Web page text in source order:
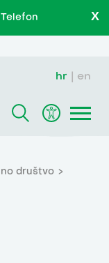
X
hr en
društvo